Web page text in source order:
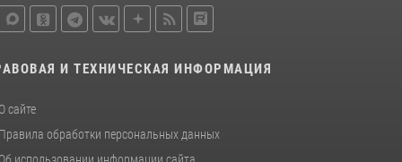
И ТЕХНИЧЕСКАЯ ИНФОРМАЦИЯ
О сайте
Правила обработки персональных данных